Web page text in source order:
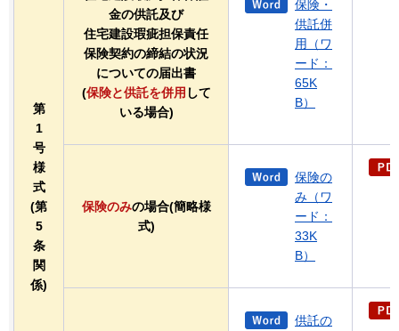
第
1
号
様
式
(第
5
条
関
係)
金の供託及び
住宅建設瑕疵担保責任
保険契約の締結の状況
についての届出書
(保険と供託を併用 して
いる場合)
保険・
供託併
用（ワ
ード：
65K
B）
保険のみの場合(簡略様
式)
保険の
み（ワ
ード：
33K
B）
供託の